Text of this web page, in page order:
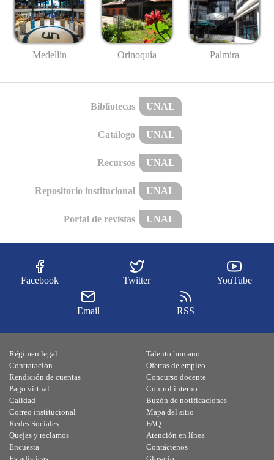
Medellín Orinoquía Palmira
Bibliotecas UNAL
Catálogo UNAL
Recursos UNAL
Repositorio institucional UNAL
Portal de revistas UNAL
Facebook Twitter YouTube
Email RSS
Régimen legal
Contratación
Rendición de cuentas
Pago virtual
Calidad
Talento humano
Ofertas de empleo
Concurso docente
Control interno
Buzón de notificaciones
Correo institucional
Redes Sociales
Quejas y reclamos
Encuesta
Mapa del sitio
FAQ
Atención en línea
Contáctenos